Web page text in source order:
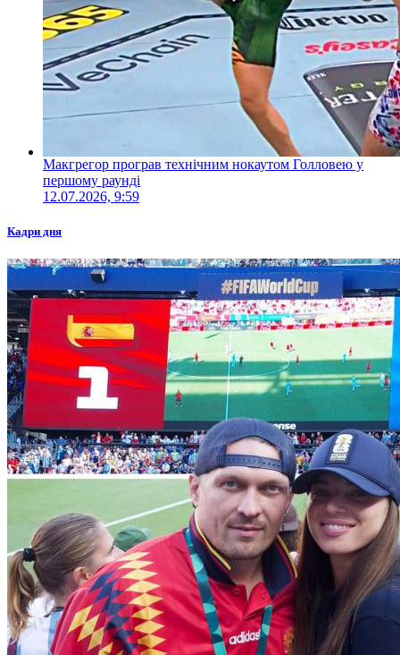
Макгрегор програв технічним нокаутом Голловею у
першому раунді
12.07.2026, 9:59
Кадри дня